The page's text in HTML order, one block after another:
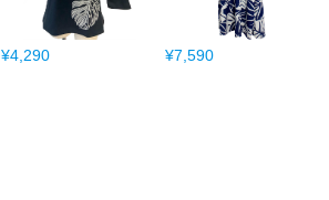
¥4,290 ¥7,590